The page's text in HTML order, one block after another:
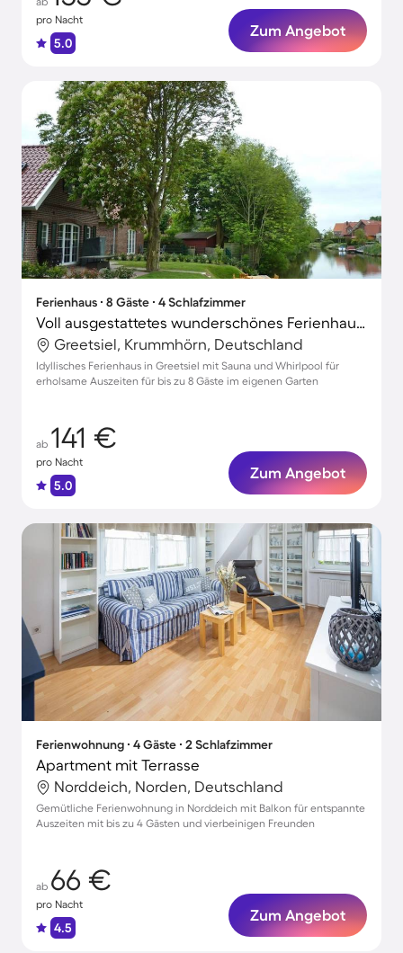
pro Nacht
5.0
Zum Angebot
Ferienhaus ∙ 8 Gäste ∙ 4 Schlafzimmer
Voll ausgestattetes wunderschönes Ferienhaus mit Garten, Terrasse und Sauna | Gartenblick
Greetsiel, Krummhörn, Deutschland
Idyllisches Ferienhaus in Greetsiel mit Sauna und Whirlpool für
erholsame Auszeiten für bis zu 8 Gäste im eigenen Garten
ab 141 €
pro Nacht
5.0
Zum Angebot
Ferienwohnung ∙ 4 Gäste ∙ 2 Schlafzimmer
Apartment mit Terrasse
Norddeich, Norden, Deutschland
Gemütliche Ferienwohnung in Norddeich mit Balkon für entspannte
Auszeiten mit bis zu 4 Gästen und vierbeinigen Freunden
ab 66 €
pro Nacht
4.5
Zum Angebot